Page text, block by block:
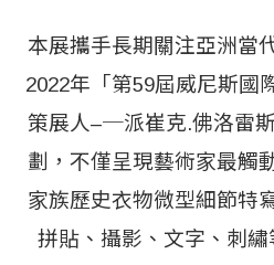
本展攜手長期關注亞洲當
2022年「第59屆威尼斯國
策展人–─派崔克.佛洛雷
劃，不僅呈現藝術家最觸
家族歷史衣物微型細節特
拼貼、攝影、文字、刺